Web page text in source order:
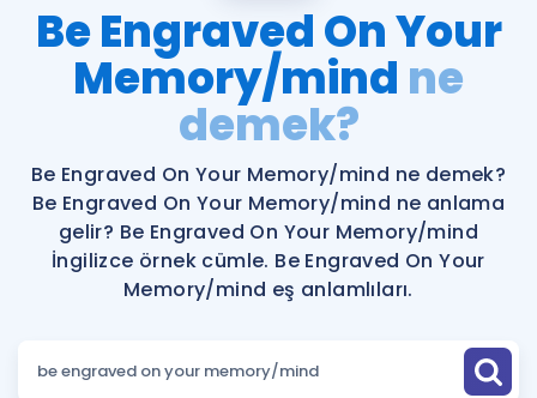
Şifremi Hatırlamıyorum
ÜYE DEĞİLİM
Katılımcı Görüşleri
Faydalı Araçlar
Ücretsiz Kaynaklar
Sözlük
Puan Hesaplama
Blog
İngilizce Gramer
Hakkımızda
Kariyer
Soru & Cevap
İletişim
Be Engraved On Your
Memory/mind ne
demek?
Be Engraved On Your Memory/mind ne demek?
Be Engraved On Your Memory/mind ne anlama
gelir? Be Engraved On Your Memory/mind
İngilizce örnek cümle. Be Engraved On Your
Memory/mind eş anlamlıları.